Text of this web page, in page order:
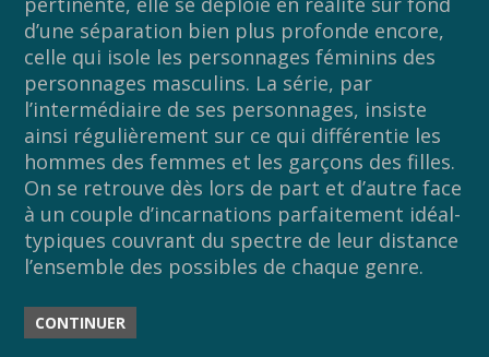
d’une séparation bien plus profonde encore,
celle qui isole les personnages féminins des
personnages masculins. La série, par
l’intermédiaire de ses personnages, insiste
ainsi régulièrement sur ce qui différentie les
hommes des femmes et les garçons des filles.
On se retrouve dès lors de part et d’autre face
à un couple d’incarnations parfaitement idéal-
typiques couvrant du spectre de leur distance
l’ensemble des possibles de chaque genre.
CONTINUER